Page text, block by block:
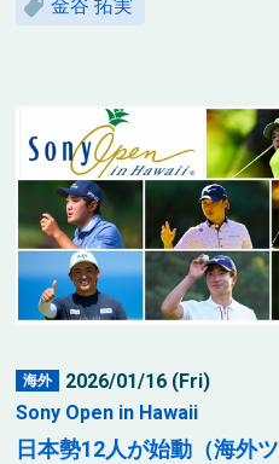
金谷 拓実
海外
2026/01/16 (Fri)
Sony Open in Hawaii
日本勢12人が始動（海外ツ